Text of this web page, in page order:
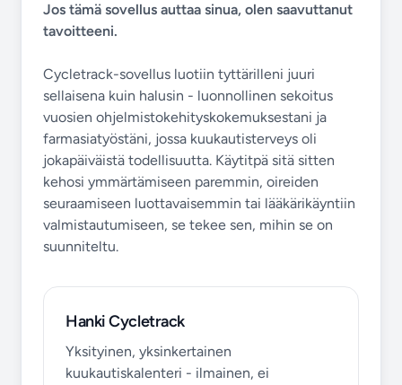
Jos tämä sovellus auttaa sinua, olen saavuttanut
tavoitteeni.
Cycletrack-sovellus luotiin tyttärilleni juuri
sellaisena kuin halusin - luonnollinen sekoitus
vuosien ohjelmistokehityskokemuksestani ja
farmasiatyöstäni, jossa kuukautisterveys oli
jokapäiväistä todellisuutta. Käytitpä sitä sitten
kehosi ymmärtämiseen paremmin, oireiden
seuraamiseen luottavaisemmin tai lääkärikäyntiin
valmistautumiseen, se tekee sen, mihin se on
suunniteltu.
Hanki Cycletrack
Yksityinen, yksinkertainen
kuukautiskalenteri - ilmainen, ei